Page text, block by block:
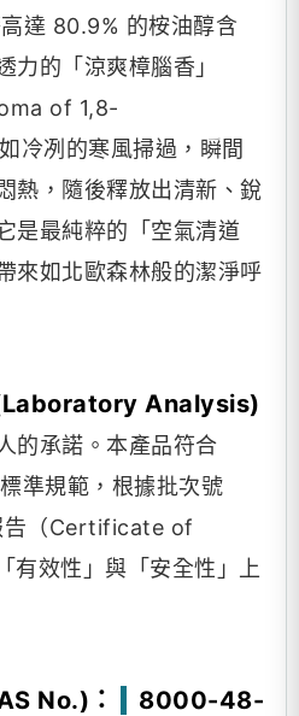
達 80.9% 的桉油醇含
力的「涼爽樟腦香」
of 1,8-
冷冽的寒風掃過，瞬間
熱，隨後釋放出清新、銳
是最純粹的「空氣清道
來如北歐森林般的潔淨呼
Analysis)
的承諾。本產品符合
準規範，根據批次號
告（Certificate of
有效性」與「安全性」上
No.)：
8000-48-